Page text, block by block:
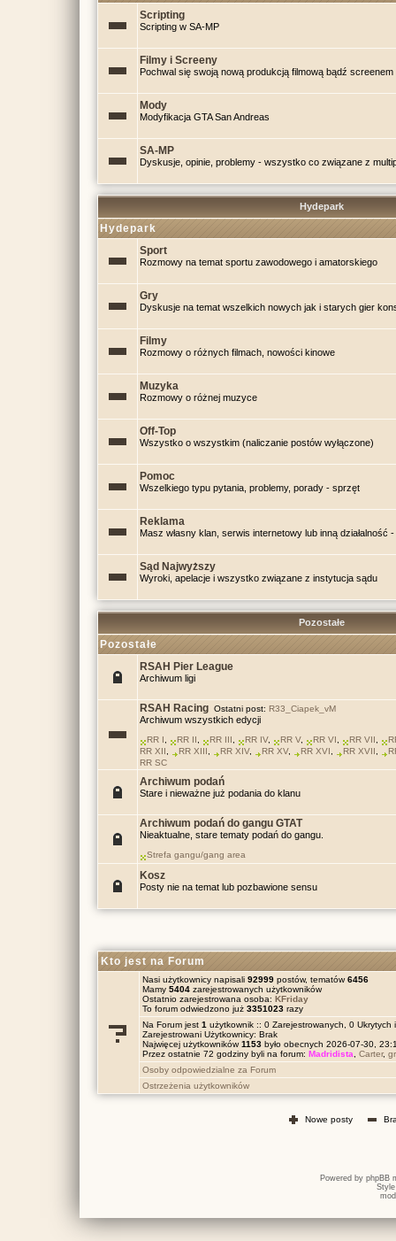
Scripting
Scripting w SA-MP
Filmy i Screeny
Pochwal się swoją nową produkcją filmową bądź
Mody
Modyfikacja GTA San Andreas
SA-MP
Dyskusje, opinie, problemy - wszystko co związane z
Hydepark
Hydepark
Sport
Rozmowy na temat sportu zawodowego i amatorskiego
Gry
Dyskusje na temat wszelkich nowych jak i starych gier
Filmy
Rozmowy o różnych filmach, nowości kinowe
Muzyka
Rozmowy o różnej muzyce
Off-Top
Wszystko o wszystkim (naliczanie postów wyłączone)
Pomoc
Wszelkiego typu pytania, problemy, porady - sprzęt
Reklama
Masz własny klan, serwis internetowy lub inną działalność
Sąd Najwyższy
Wyroki, apelacje i wszystko związane z instytucja sądu
Pozostałe
Pozostałe
RSAH Pier League
Archiwum ligi
RSAH Racing Ostatni post: R33_Ciapek_vM
Archiwum wszystkich edycji
RR I RR II RR III RR IV, RR V, RR VI RR VII
RR XII
RR XIII RR XIV, RR XV, RR XVI RR XVII
RR SC
Archiwum podań
Stare i nieważne już podania do klanu
Archiwum podań do gangu GTAT
Nieaktualne, stare tematy podań do gangu.
Strefa gangu/gang area
Kosz
Posty nie na temat lub pozbawione sensu
Kto jest na Forum
Nasi użytkownicy napisali 92999 postów, tematów6456
Mamy 5404 zarejestrowanych użytkowników
Ostatnio zarejestrowana osoba: KFriday
To forum odwiedzono już 3351023 razy
Na Forum jest 1 użytkownik :: 0 Zarejestrowanych, 0 Ukrytych
Zarejestrowani Użytkownicy: Brak
Najwięcej użytkowników1153 było obecnych 2026-07-30,
Przez ostatnie 72 godziny byli na forum: Madridista Carter,
Osoby odpowiedzialne za Forum
Ostrzeżenia użytkowników
Nowe posty
Powered by phpBB